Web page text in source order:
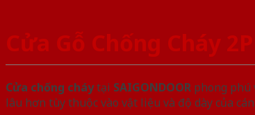
Cửa Gỗ Chống Cháy
Cửa chống cháytại SAIGONDOOR phong phú
lâu hơn tùy thuộc vào vật liệu và độ dày của